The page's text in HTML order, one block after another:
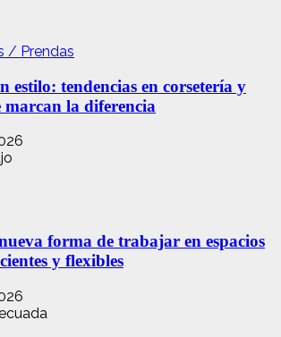
/ Prendas
estilo: tendencias en corsetería y
marcan la diferencia
forma de trabajar en espacios
y flexibles